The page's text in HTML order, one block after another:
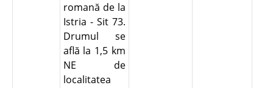
romană de la
Istria - Sit 73.
Drumul se
află la 1,5 km
NE de
localitatea